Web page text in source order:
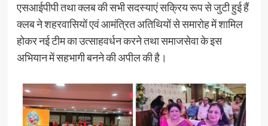
एसआईपीपी तथा क्लब की सभी सदस्याएं सक्रिय रूप से जुटी हुई हैं
क्लब ने शहरवासियों एवं आमंत्रित अतिथियों से समारोह में शामिल
होकर नई टीम का उत्साहवर्धन करने तथा समाजसेवा के इस
अभियान में सहभागी बनने की अपील की है।